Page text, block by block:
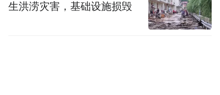
生洪涝灾害，基础设施损毁